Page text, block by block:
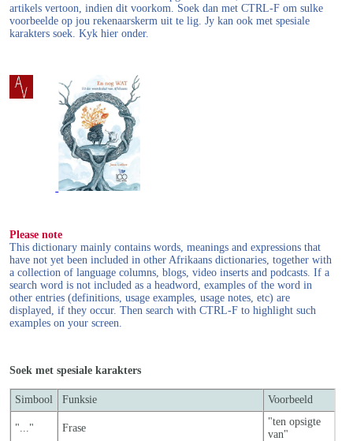
artikels vertoon, indien dit voorkom. Soek dan met CTRL-F om sulke
voorbeelde op jou rekenaarskerm uit te lig. Jy kan ook met spesiale
karakters soek. Kyk hier onder.
Please note
This dictionary mainly contains words, meanings and expressions that
have not yet been included in other Afrikaans dictionaries, together with
a collection of language columns, blogs, video inserts and podcasts. If a
search word is not included as a headword, examples of the word in
other entries (definitions, usage examples, usage notes, etc) are
displayed, if they occur. Then search with CTRL-F to highlight such
examples on your screen.
Soek met spesiale karakters
Simbool Funksie Voorbeeld
"..." Frase
"ten opsigte
van"